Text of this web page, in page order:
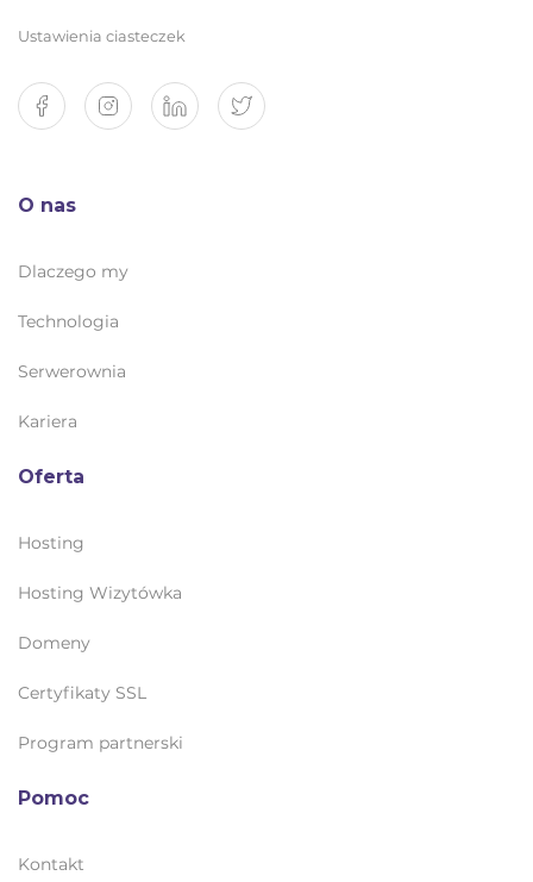
Ustawienia ciasteczek
O nas
Dlaczego my
Technologia
Serwerownia
Kariera
Oferta
Hosting
Hosting Wizytówka
Domeny
Certyfikaty SSL
Program partnerski
Pomoc
Kontakt